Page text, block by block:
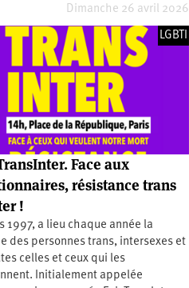
Dimanche 26 avril 2026
LGBTI
Face aux
résistance trans
!
1997, a lieu chaque année la
des personnes trans, intersexes et
celles et ceux qui les
Initialement appelée